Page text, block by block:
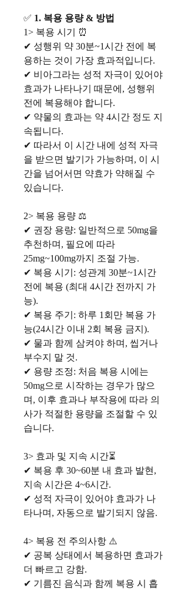
✅ 1. 복용 용량 & 방법
1> 복용 시기 ⏰
✔ 성행위 약 30분~1시간 전에 복
용하는 것이 가장 효과적입니다.
✔ 비아그라는 성적 자극이 있어야
효과가 나타나기 때문에, 성행위
전에 복용해야 합니다.
✔ 약물의 효과는 약 4시간 정도 지
속됩니다.
✔ 따라서 이 시간 내에 성적 자극
을 받으면 발기가 가능하며, 이 시
간을 넘어서면 약효가 약해질 수
있습니다.
2> 복용 용량 ⚖️
✔ 권장 용량: 일반적으로 50mg을
추천하며, 필요에 따라
25mg~100mg까지 조절 가능.
✔ 복용 시기: 성관계 30분~1시간
전에 복용 (최대 4시간 전까지 가
능).
✔ 복용 주기: 하루 1회만 복용 가
능(24시간 이내 2회 복용 금지).
✔ 물과 함께 삼켜야 하며, 씹거나
부수지 말 것.
✔ 용량 조정: 처음 복용 시에는
50mg으로 시작하는 경우가 많으
며, 이후 효과나 부작용에 따라 의
사가 적절한 용량을 조절할 수 있
습니다.
3> 효과 및 지속 시간⏳
✔ 복용 후 30~60분 내 효과 발현,
지속 시간은 4~6시간.
✔ 성적 자극이 있어야 효과가 나
타나며, 자동으로 발기되지 않음.
4> 복용 전 주의사항 ⚠️
✔ 공복 상태에서 복용하면 효과가
더 빠르고 강함.
✔ 기름진 음식과 함께 복용 시 흡